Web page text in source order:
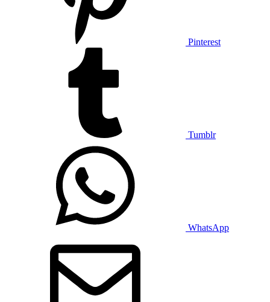
Pinterest
Tumblr
WhatsApp